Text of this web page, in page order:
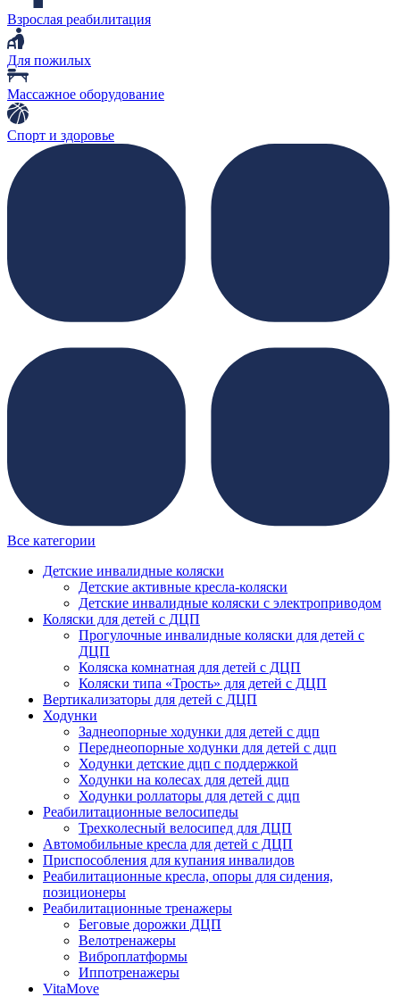
Взрослая реабилитация
Для пожилых
Массажное оборудование
Спорт и здоровье
Все категории
Детские инвалидные коляски
Детские активные кресла-коляски
Детские инвалидные коляски с электроприводом
Коляски для детей с ДЦП
Прогулочные инвалидные коляски для детей с
ДЦП
Коляска комнатная для детей с ДЦП
Коляски типа «Трость» для детей с ДЦП
Вертикализаторы для детей с ДЦП
Ходунки
Заднеопорные ходунки для детей с дцп
Переднеопорные ходунки для детей с дцп
Ходунки детские дцп с поддержкой
Ходунки на колесах для детей дцп
Ходунки роллаторы для детей с дцп
Реабилитационные велосипеды
Трехколесный велосипед для ДЦП
Автомобильные кресла для детей с ДЦП
Приспособления для купания инвалидов
Реабилитационные кресла, опоры для сидения,
позиционеры
Реабилитационные тренажеры
Беговые дорожки ДЦП
Велотренажеры
Виброплатформы
Иппотренажеры
VitaMove